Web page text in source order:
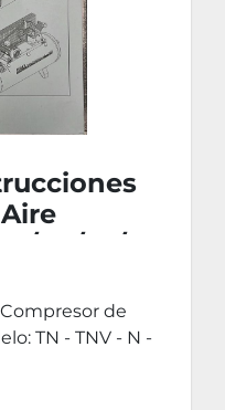
/ N / S /
de
TN - TNV - N -